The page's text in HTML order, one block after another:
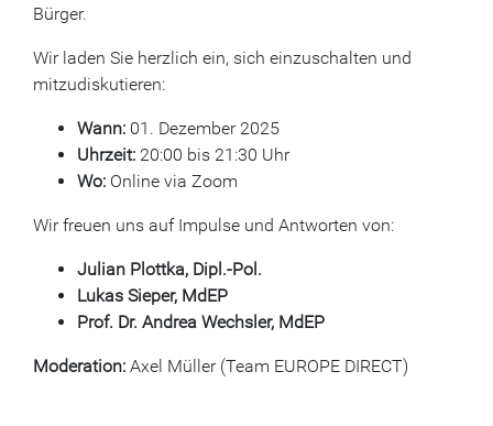
Bürger.
Wir laden Sie herzlich ein, sich einzuschalten und
mitzudiskutieren:
Wann: 01. Dezember 2025
Uhrzeit: 20:00 bis 21:30 Uhr
Wo: Online via Zoom
Wir freuen uns auf Impulse und Antworten von:
Julian Plottka, Dipl.-Pol.
Lukas Sieper, MdEP
Prof. Dr. Andrea Wechsler, MdEP
Moderation: Axel Müller (Team EUROPE DIRECT)